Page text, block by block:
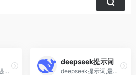
幂简AI提示词商城提供3000+优质提示词模板，通过变量自定义，一键生成高质量Prompt，免费试用，满意再购买
deepseek提示词
deepseek提示词,最全r1,v3官方提示词合集,13个核心应用场景,30个高级指令